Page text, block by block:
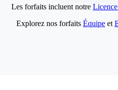
Les forfaits incluent notre
Explorez nos forfaits Équipe et